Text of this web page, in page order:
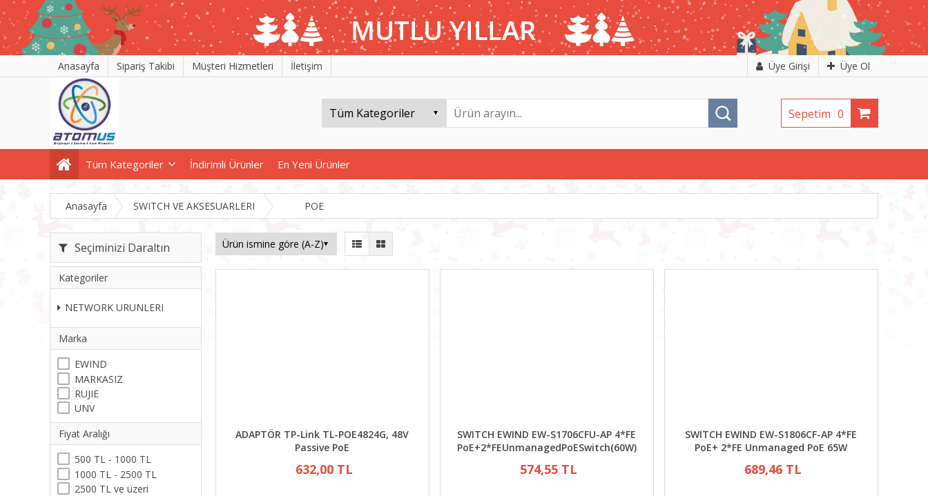
Anasayfa Sipariş Takibi Müşteri Hizmetleri İletişim Üye Girişi Üye Ol
Sepetim 0
Tüm Kategoriler İndirimli Ürünler En Yeni Ürünler
Anasayfa SWITCH VE AKSESUARLERI POE
Seçiminizi Daraltın
Kategoriler
NETWORK URUNLERI
Marka
EWIND
MARKASIZ
RUJIE
UNV
Fiyat Aralığı
500 TL - 1000 TL
1000 TL - 2500 TL
2500 TL ve üzeri
ADAPTÖR TP-Link TL-POE4824G, 48V
Passive PoE
632,00 TL
SWITCH EWIND EW-S1706CFU-AP 4*FE
PoE+2*FEUnmanagedPoESwitch(60W)
574,55 TL
SWITCH EWIND EW-S1806CF-AP 4*FE
PoE+ 2*FE Unmanaged PoE 65W
689,46 TL